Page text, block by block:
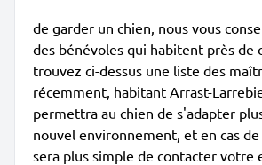
de garder un chien, nous vous
des bénévoles qui habitent près de
trouvez ci-dessus une liste des
récemment, habitant Arrast-
permettra au chien de s'adapter
nouvel environnement, et en cas
sera plus simple de contacter votre